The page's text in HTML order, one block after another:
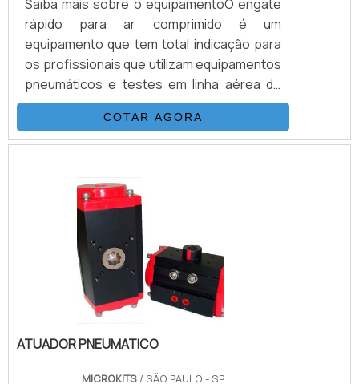
Saiba mais sobre o equipamentoO engate
rápido para ar comprimido é um
equipamento que tem total indicação para
os profissionais que utilizam equipamentos
pneumáticos e testes em linha aérea de
automação de válvulas, ou até em
equipamentos alimentados por ar
comprimido. O equipamento é encontrado
O modelo ER1 para roscas DN1/8; O modelo
ER2 para roscas DN1/4 E o modelo ER3 para
roscas DN1/2 .Todos os modelos abrangem
grande parte das conexões pneumáticas.
COTAR AGORA
ATUADOR PNEUMATICO
MICROKITS/ SÃO PAULO - SP